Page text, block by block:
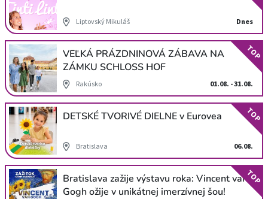
Liptovský Mikuláš Dnes
VEĽKÁ PRÁZDNINOVÁ ZÁBAVA NA
ZÁMKU SCHLOSS HOF
Rakúsko 01.08. - 31.08.
TOP
DETSKÉ TVORIVÉ DIELNE v Eurovea
Bratislava 06.08.
TOP
Bratislava zažije výstavu roka: Vincent van
Gogh ožije v unikátnej imerzívnej šou!
TOP